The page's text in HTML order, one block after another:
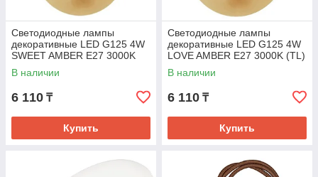
Светодиодные лампы
декоративные LED G125 4W
SWEET AMBER E27 3000K
(TL)
В наличии
6 110 ₸
Купить
Светодиодные лампы
декоративные LED G125 4W
LOVE AMBER E27 3000K (TL)
В наличии
6 110 ₸
Купить